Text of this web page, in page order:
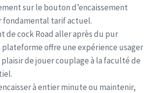
sur le bouton d’encaissement
fondamental tarif actuel.
de cock Road aller après du pur
offre une expérience usager
de jouer couplage à la faculté de
à entier minute ou maintenir,